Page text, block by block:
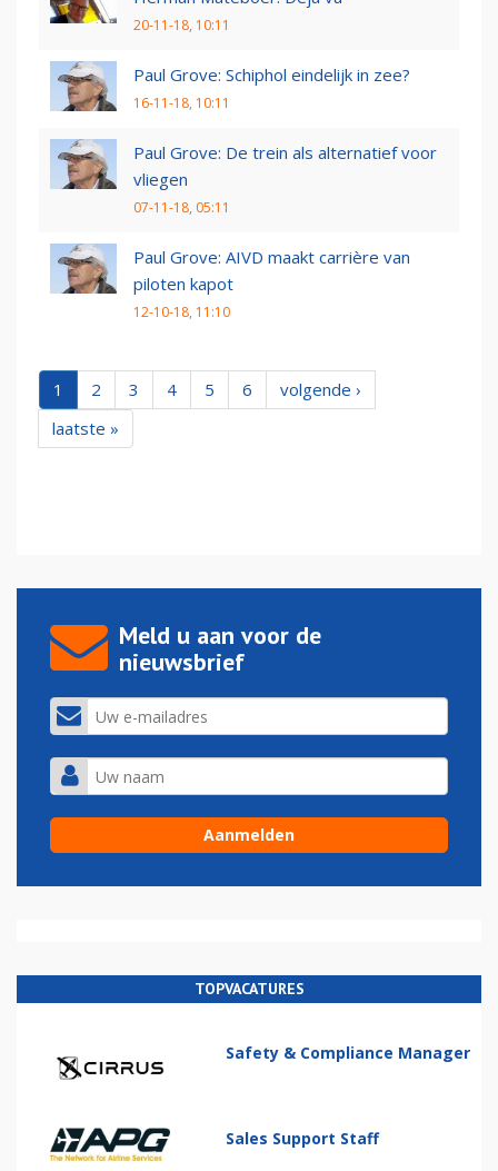
20-11-18, 10:11
Paul Grove: Schiphol eindelijk in zee?
16-11-18, 10:11
Paul Grove: De trein als alternatief voor
vliegen
07-11-18, 05:11
Paul Grove: AIVD maakt carrière van
piloten kapot
12-10-18, 11:10
1 2 3 4 5 6
volgende ›
laatste »
Meld u aan voor de
nieuwsbrief
TOPVACATURES
Safety & Compliance Manager
Sales Support Staff